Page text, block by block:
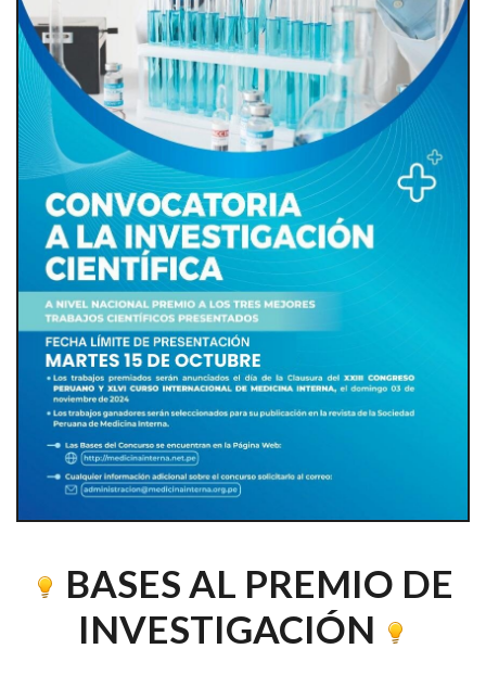
BASES AL PREMIO DE
INVESTIGACIÓN